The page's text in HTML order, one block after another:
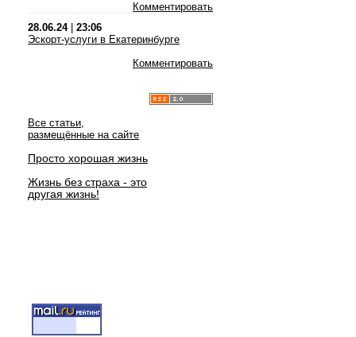
Комментировать
28.06.24| 23:06
Эскорт-услуги в Екатеринбурге
Комментировать
Все статьи,
размещённые на сайте
Просто хорошая жизнь
Жизнь без страха - это
другая жизнь!